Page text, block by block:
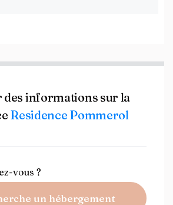
des informations sur la
Residence Pommerol
vous ?
un hébergement